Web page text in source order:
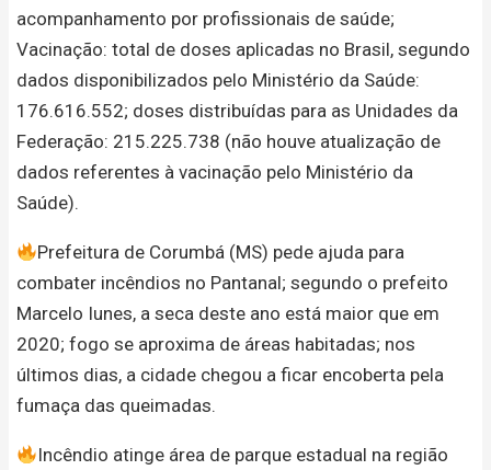
acompanhamento por profissionais de saúde;
Vacinação: total de doses aplicadas no Brasil, segundo
dados disponibilizados pelo Ministério da Saúde:
176.616.552; doses distribuídas para as Unidades da
Federação: 215.225.738 (não houve atualização de
dados referentes à vacinação pelo Ministério da
Saúde).
Prefeitura de Corumbá (MS) pede ajuda para
combater incêndios no Pantanal; segundo o prefeito
Marcelo Iunes, a seca deste ano está maior que em
2020; fogo se aproxima de áreas habitadas; nos
últimos dias, a cidade chegou a ficar encoberta pela
fumaça das queimadas.
Incêndio atinge área de parque estadual na região